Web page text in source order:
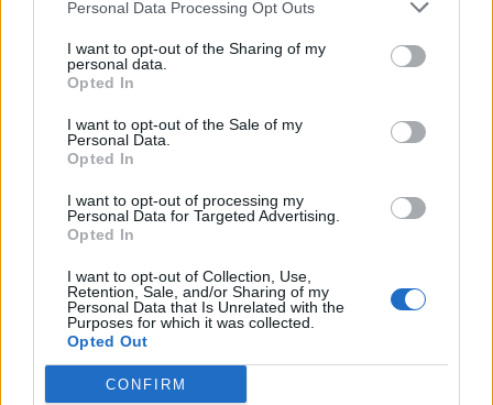
Personal Data Processing Opt Outs
I want to opt-out of the Sharing of my
personal data.
Opted In
I want to opt-out of the Sale of my
Personal Data.
Opted In
I want to opt-out of processing my
Personal Data for Targeted Advertising.
Opted In
I want to opt-out of Collection, Use,
Retention, Sale, and/or Sharing of my
Personal Data that Is Unrelated with the
Purposes for which it was collected.
Opted Out
CONFIRM
29 - 100
Scarica riepilogo
stagionale
Giornata Voto FVEntrato Uscito
1 OVI-REA